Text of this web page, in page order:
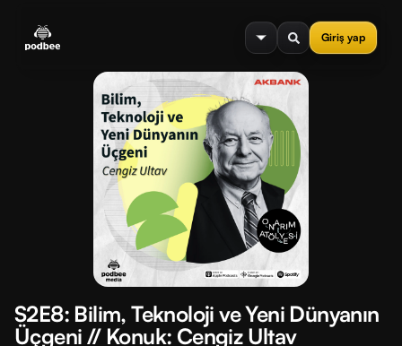
Giriş yap
menu
S2E8: Bilim, Teknoloji ve Yeni Dünyanın
Üçgeni // Konuk: Cengiz Ultav